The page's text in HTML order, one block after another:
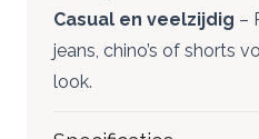
Casual en veelzijdig –
jeans, chino’s of shorts
look.